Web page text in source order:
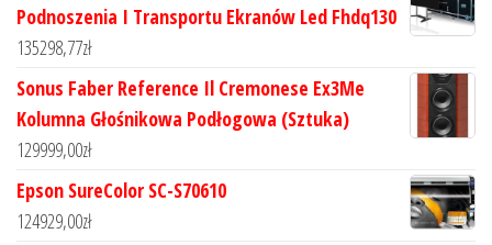
Podnoszenia I Transportu Ekranów Led Fhdq130
135298,77zł
Sonus Faber Reference Il Cremonese Ex3Me
Kolumna Głośnikowa Podłogowa (Sztuka)
129999,00zł
Epson SureColor SC-S70610
124929,00zł